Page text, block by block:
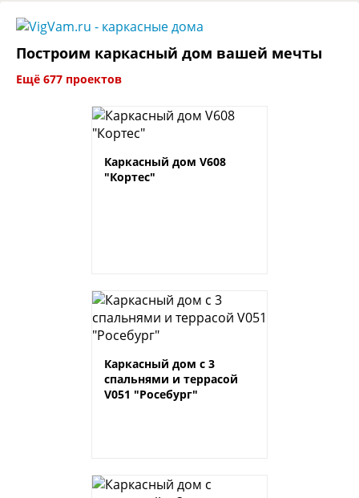
Построим каркасный дом вашей мечты
Ещё 677 проектов
Каркасный дом V608
"Кортес"
Каркасный дом с 3
спальнями и террасой
V051 "Росебург"